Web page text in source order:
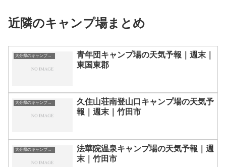
近隣のキャンプ場まとめ
大分県のキャンプ場一覧
青年団キャンプ場の天気予報｜週末｜
東国東郡
大分県のキャンプ場一覧
久住山荘南登山口キャンプ場の天気予
報｜週末｜竹田市
大分県のキャンプ場一覧
法華院温泉キャンプ場の天気予報｜週
末｜竹田市